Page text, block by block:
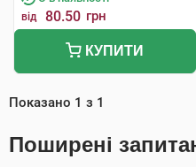
від 80.50 грн
КУПИТИ
Показано 1 з 1
Поширені